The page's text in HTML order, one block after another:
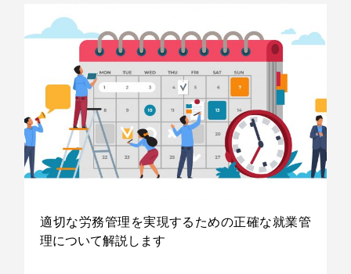
適切な労務管理を実現するための正確な就業管
理について解説します